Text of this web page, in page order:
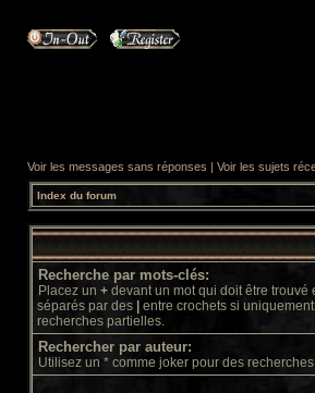
Voir les messages sans réponses | Voir les sujets
Index du forum
Recherche par mots-clés:
Placez un + devant un mot qui doit être trouvé
séparés par des
entre crochets si
recherches partielles.
Rechercher par auteur:
Utilisez un * comme joker pour des